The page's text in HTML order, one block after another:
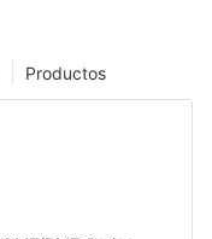
Productos